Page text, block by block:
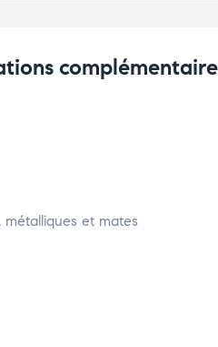
métalliques et mates